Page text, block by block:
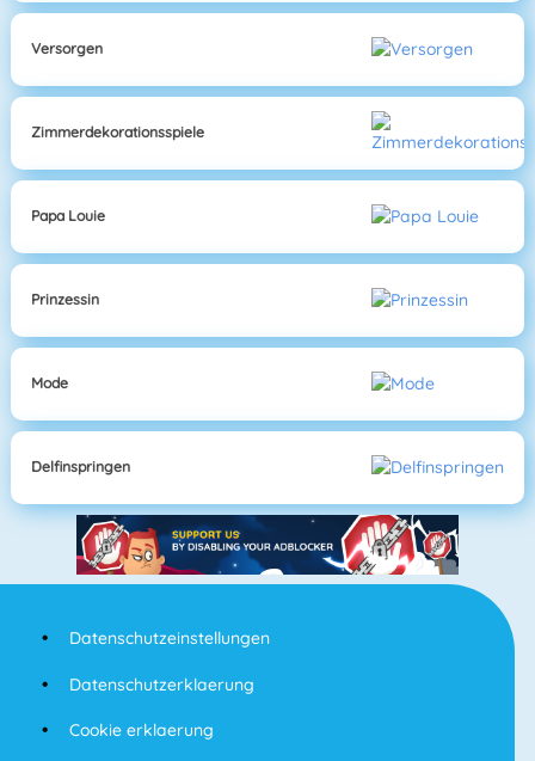
Versorgen
Zimmerdekorationsspiele
Papa Louie
Prinzessin
Mode
Delfinspringen
Datenschutzeinstellungen
Datenschutzerklaerung
Cookie erklaerung